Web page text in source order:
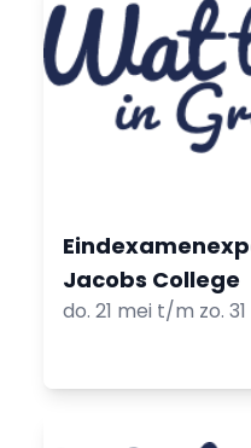
Jacobs College
do. 21 mei t/m zo.